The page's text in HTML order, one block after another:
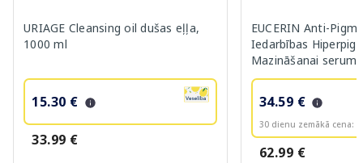
URIAGE Cleansing oil dušas eļļa,
1000 ml
15.30 €
33.99 €
EUCERIN Anti-
Iedarbības
Mazināšanai
34.59 €
30 dienu zemākā cena:
62.99 €